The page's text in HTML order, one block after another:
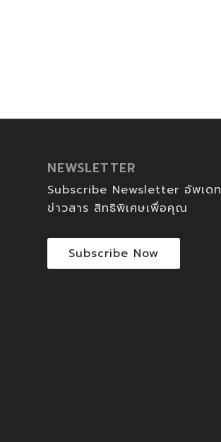
NEWSLETTER
Subscribe Newsletter อัพเดท
ข่าวสาร สิทธิพิเศษเพื่อคุณ
Subscribe Now